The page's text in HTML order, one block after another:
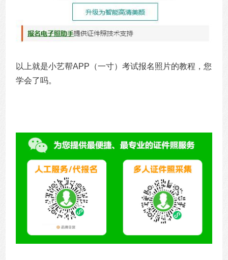
以上就是小艺帮APP（一寸）考试报名照片的教程，您
学会了吗。